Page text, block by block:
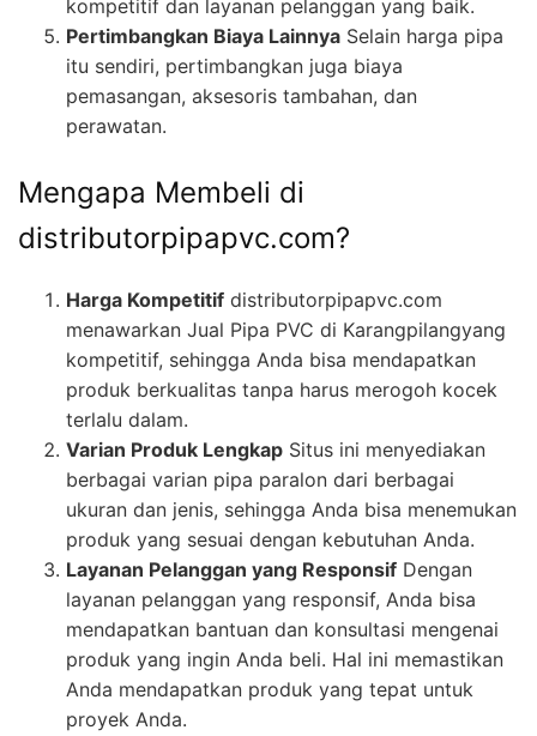
kompetitif dan layanan pelanggan yang baik.
Pertimbangkan Biaya Lainnya Selain harga pipa
itu sendiri, pertimbangkan juga biaya
pemasangan, aksesoris tambahan, dan
perawatan.
Mengapa Membeli di
distributorpipapvc.com?
Harga Kompetitif distributorpipapvc.com
menawarkan Jual Pipa PVC di Karangpilangyang
kompetitif, sehingga Anda bisa mendapatkan
produk berkualitas tanpa harus merogoh kocek
terlalu dalam.
Varian Produk Lengkap Situs ini menyediakan
berbagai varian pipa paralon dari berbagai
ukuran dan jenis, sehingga Anda bisa menemukan
produk yang sesuai dengan kebutuhan Anda.
Layanan Pelanggan yang Responsif Dengan
layanan pelanggan yang responsif, Anda bisa
mendapatkan bantuan dan konsultasi mengenai
produk yang ingin Anda beli. Hal ini memastikan
Anda mendapatkan produk yang tepat untuk
proyek Anda.